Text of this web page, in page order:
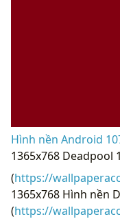
Hình nền Android
1365x768 Deadpool
(https://
1365x768 Hình nền
(https://